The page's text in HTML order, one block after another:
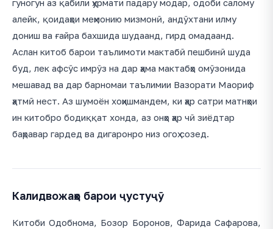
гуногун аз қабили ҳурмати падару модар, одоби салому
алейк, қоидаҳои меҳмонию мизмонӣ, андӯхтани илму
дониш ва ғайра бахшида шудаанд, гирд омадаанд.
Аслан китоб барои таълимоти мактабӣ пешбинӣ шуда
буд, лек афсӯс имрӯз на дар ҳама мактабҳо омӯзонида
мешавад ва дар барномаи таълимии Вазорати Маориф
ҳатмӣ нест. Аз шумоён хоҳишмандем, ки ҳар сатри матнҳои
ин китобро бодиққат хонда, аз онҳо ҳар чӣ зиёдтар
баҳравар гардед ва дигаронро низ огоҳ созед.
Калидвожаҳо барои ҷустуҷӯ
Китоби Одобнома, Бозор Боронов, Фарида Сафарова,